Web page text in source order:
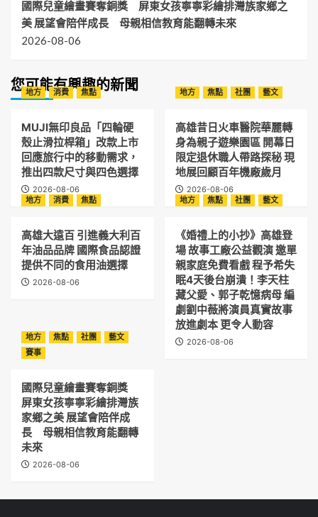
國際兒童繪畫賽奪銅獎 屏東女孩寧寧彩繪排灣族家鄉之
美 展望會陪伴成長 母親相信教育能翻轉未來
2026-08-06
您可能有興趣的新聞
地方 消費 焦點
MUJI無印良品「四輪硬
殼止滑拉桿箱」改款上市
回應旅行中的移動需求，
推出四款尺寸與四色選擇
2026-08-06
地方 焦點 社團 藝文
高雄昔日火車醫院華麗轉
身為親子遊樂園區 開幕日
限定退休職人帶路探秘 現
地展回顧百年機廠歲月
2026-08-06
地方
消費 焦點
高雄大遠百 引進義大利百
年油品品牌 國際食品認證
提供不同的食用油選擇
2026-08-06
地方 焦點 社團 藝文
《婚禮上的小抄》高雄登
場 故事工廠公益觀演 邀單
親家庭免費看戲 程予希失
眠4天後台崩潰！李天柱
藏父愛、郭子乾憶病母 編
劇劉中薇將演員真實故事
放進劇本 更令人動容
2026-08-06
地方 焦點 社團
藝文
賽事
國際兒童繪畫賽奪銅獎
屏東女孩寧寧彩繪排灣族
家鄉之美 展望會陪伴成
長 母親相信教育能翻轉
未來
2026-08-06